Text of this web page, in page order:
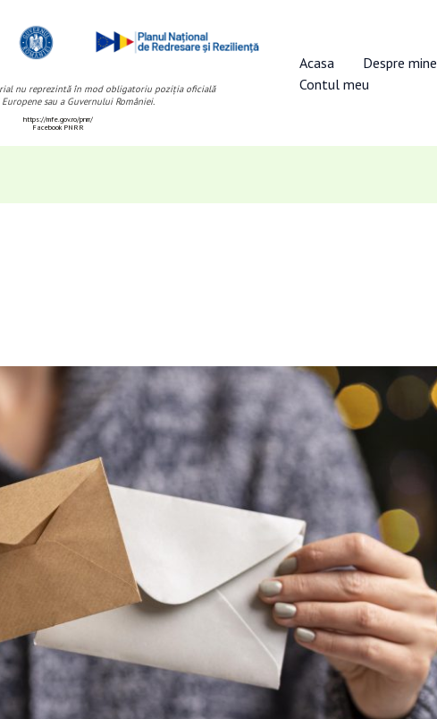
nu reprezintă în mod obligatoriu poziția oficială
sau a Guvernului României.
https://mfe.gov.ro/pnrr/
Facebook PNRR
Acasa Despre mine
Contul meu